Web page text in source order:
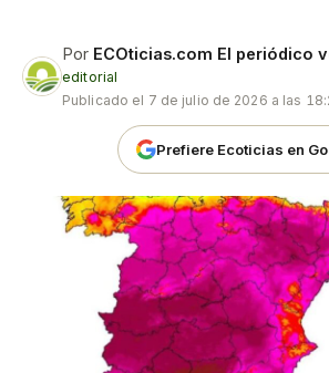
Por ECOticias.com El periódico
editorial
Publicado el 7 de julio de 2026 a las
Prefiere Ecoticias en